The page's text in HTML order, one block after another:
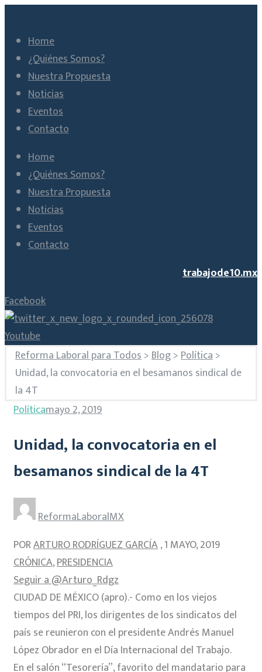
Home
¿Quiénes Somos?
Nuestra Propuesta
Noticias
Eventos
Contacto
Home
¿Quiénes Somos?
Nuestra Propuesta
Noticias
Eventos
Contacto
trabajode10.mx
Facebook
Youtube
Reforma Laboral para Todos>Blog>Política>
Unidad, la convocatoria en el besamanos sindical de
la 4T
Políticamayo 2, 2019
Unidad, la convocatoria en el
besamanos sindical de la 4T
ReformaLaboralMX
PORARTURO RODRÍGUEZ GARCÍA, 1 MAYO, 2019
CRÓNICA,PRESIDENCIA
Seguir a @Arturo_Rdgz
CIUDAD DE MÉXICO (apro).- Como en los viejos
tiempos del PRI, los dirigentes de los sindicatos del
país se reunieron con el presidente Andrés Manuel
López Obrador en el Día Internacional del Trabajo.
En el salón “Tesorería”, favorito del mandatario para